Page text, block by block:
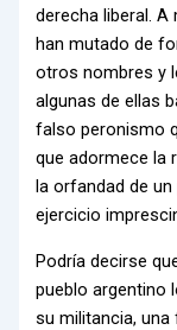
derecha liberal.
han mutado de
otros nombres y
algunas de ellas
falso peronismo
que adormece la
la orfandad de
ejercicio
Podría decirse
pueblo argentino
su militancia,